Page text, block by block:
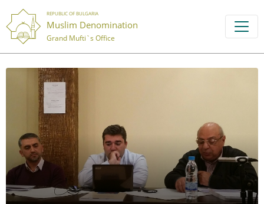
REPUBLIC OF BULGARIA
Muslim Denomination
Grand Mufti`s Office